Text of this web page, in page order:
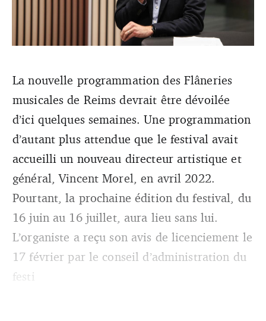
Le festival marnais a annoncé la semaine dernière le
licenciement de son directeur général et artistique. Ce
dernier souhaite contester cette décision.
La nouvelle programmation des Flâneries
musicales de Reims devrait être dévoilée
d’ici quelques semaines. Une programmation
d’autant plus attendue que le festival avait
accueilli un nouveau directeur artistique et
général, Vincent Morel, en avril 2022.
Pourtant, la prochaine édition du festival, du
16 juin au 16 juillet, aura lieu sans lui.
L’organiste a reçu son avis de licenciement le
17 février par le conseil d’administration du
festi